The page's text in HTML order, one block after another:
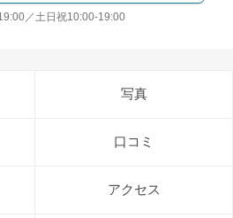
／土日祝10:00-19:00
写真
口コミ
アクセス